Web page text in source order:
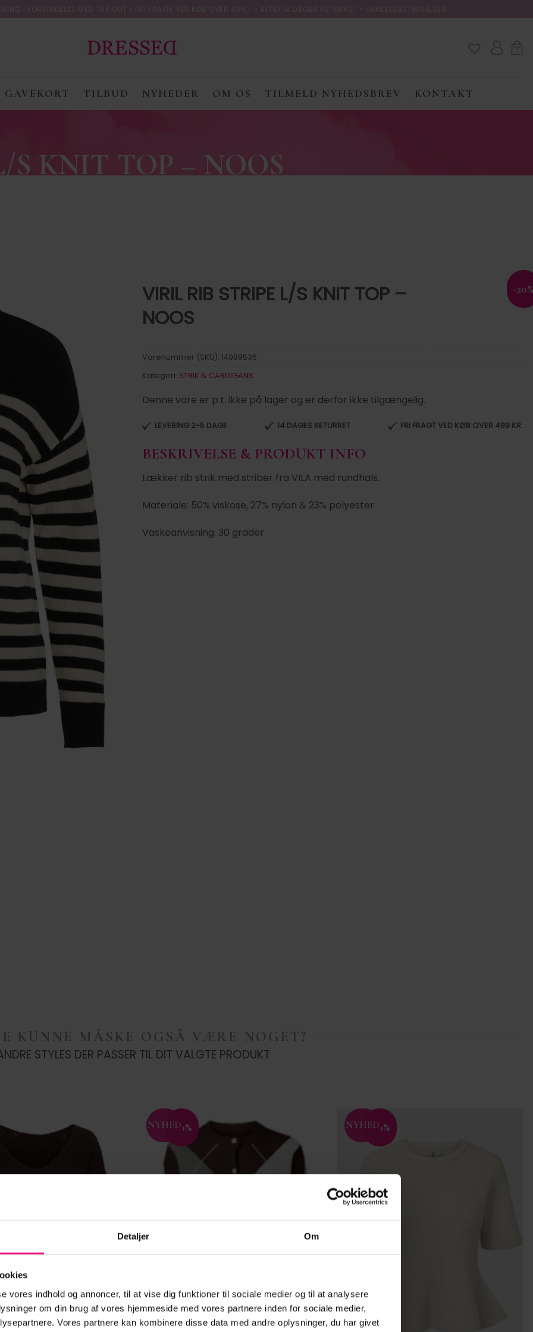
Detaljer Om
vores indhold og annoncer, til at vise dig funktioner til sociale medier og til at analysere
om din brug af vores hjemmeside med vores partnere inden for sociale medier,
Vores partnere kan kombinere disse data med andre oplysninger, du har givet
I FORBINDELSE MED TRY OUT • FRI FRAGT VED KØB OVER 499,- • ALTID 14 DAGES RETURRET • HANDELSBETINGELSER
GAVEKORT TILBUD NYHEDER OM OS TILMELD NYHEDSBREV KONTAKT
KNIT TOP – NOOS
-
VIRIL RIB STRIPE L/S KNIT TOP –
NOOS
Varenummer (SKU): 14089536
Kategori: STRIK & CARDIGANS
Denne vare er p.t. ikke på lager og er derfor ikke tilgængelig.
LEVERING 2-5 DAGE 14 DAGES RETURRET FRI FRAGT VED KØB OVER 499 KR.
BESKRIVELSE & PRODUKT INFO
Lækker rib strik med striber fra VILA med rundhals.
Materiale: 50% viskose, 27% nylon & 23% polyester
Vaskeanvisning: 30 grader
KUNNE MÅSKE OGSÅ VÆRE NOGET?
STYLES DER PASSER TIL DIT VALGTE PRODUKT
Tilføj til
ønskeliste
-20%
NYHED
Tilføj til
ønskeliste
-20%
NYHED